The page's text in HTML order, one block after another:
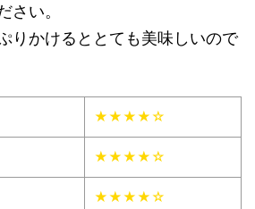
さい。
りかけるととても美味しいので
★★★★☆
★★★★☆
★★★★☆